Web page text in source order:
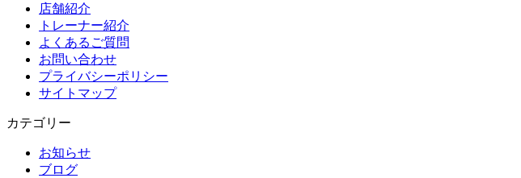
店舗紹介
トレーナー紹介
よくあるご質問
お問い合わせ
プライバシーポリシー
サイトマップ
カテゴリー
お知らせ
ブログ